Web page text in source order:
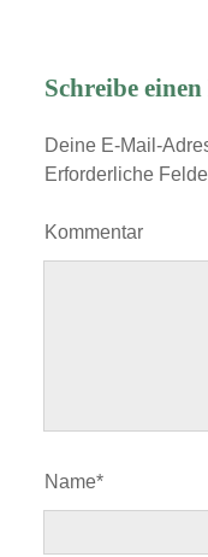
Schreibe
Deine E-Mail-
Erforderliche
Kommentar
Name*